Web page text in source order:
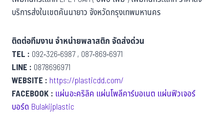
บริการส่งในเขตคันนายาว จังหวัดกรุงเทพมหานคร
ติดต่อทีมงาน จำหน่ายพลาสติก จัดส่งด่วน
TEL : 092-326-6987 , 087-869-6971
LINE : 0878696971
WEBSITE : https://plasticdd.com/
FACEBOOK : แผ่นอะคริลิค แผ่นโพลีคาร์บอเนต แผ่นฟิวเจอร์
บอร์ด Bulakijplastic